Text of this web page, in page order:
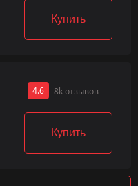
Купить
4.6 8k отзывов
Купить